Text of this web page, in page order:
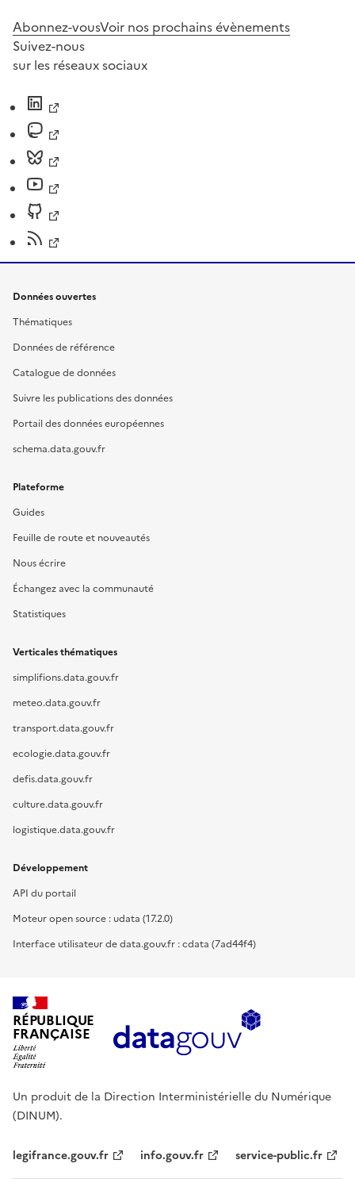
Abonnez-vousVoir nos prochains évènements
Suivez-nous
sur les réseaux sociaux
Données ouvertes
Thématiques
Données de référence
Catalogue de données
Suivre les publications des données
Portail des données européennes
schema.data.gouv.fr
Plateforme
Guides
Feuille de route et nouveautés
Nous écrire
Échangez avec la communauté
Statistiques
Verticales thématiques
simplifions.data.gouv.fr
meteo.data.gouv.fr
transport.data.gouv.fr
ecologie.data.gouv.fr
defis.data.gouv.fr
culture.data.gouv.fr
logistique.data.gouv.fr
Développement
API du portail
Moteur open source : udata (17.2.0)
Interface utilisateur de data.gouv.fr : cdata (7ad44f4)
RÉPUBLIQUE
FRANÇAISE
Un produit de la Direction Interministérielle du Numérique
(DINUM).
legifrance.gouv.fr info.gouv.fr service-public.fr